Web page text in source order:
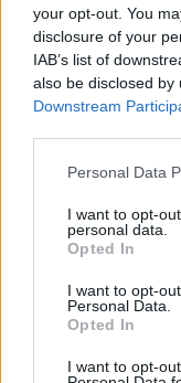
your opt-out. You
disclosure of your
IAB’s list of
also be disclosed
Downstream
Please note that
not limited to your
grant or deny
use your data for
consent section.
Personal Data
I want to opt-
personal data.
Opted In
I want to opt-
Personal Data.
Opted In
I want to opt-
Meteo
NECROLOGIE